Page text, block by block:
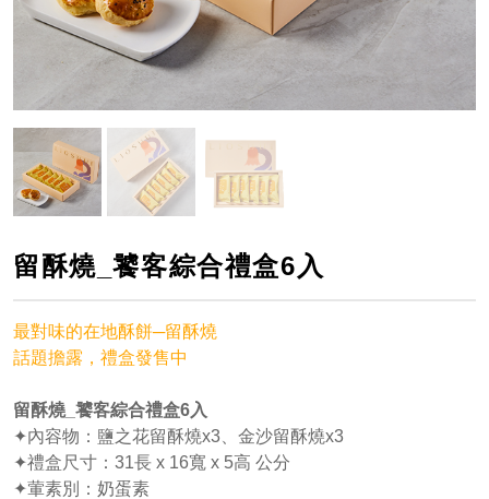
留酥燒_饕客綜合禮盒6入
最對味的在地酥餅─留酥燒
話題擔露，禮盒發售中
留酥燒_饕客綜合禮盒6入
✦內容物：鹽之花留酥燒x3、金沙留酥燒x3
✦禮盒尺寸：31長 x 16寬 x 5高 公分
✦葷素別：奶蛋素